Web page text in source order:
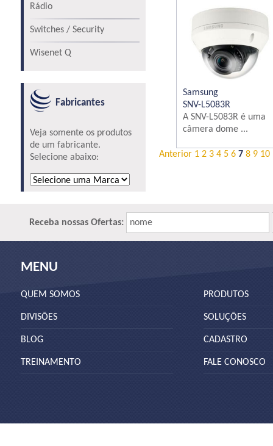
Rádio
Switches / Security
Wisenet Q
Fabricantes
Veja somente os produtos
de um fabricante.
Selecione abaixo:
Samsung
SNV-L5083R
A SNV-L5083R é uma
câmera dome ...
Anterior 1 2 3 4 5 6 7 8 9 10
Receba nossas Ofertas: nome
MENU
QUEM SOMOS
DIVISÕES
BLOG
TREINAMENTO
PRODUTOS
SOLUÇÕES
CADASTRO
FALE CONOSCO